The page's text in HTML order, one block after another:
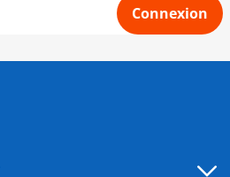
Connexion